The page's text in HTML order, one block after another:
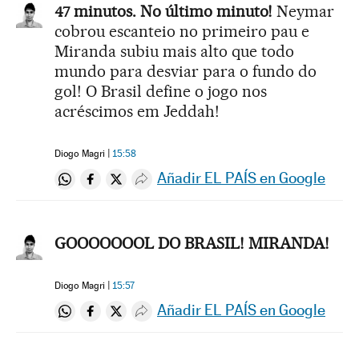
47 minutos. No último minuto! Neymar
cobrou escanteio no primeiro pau e
Miranda subiu mais alto que todo
mundo para desviar para o fundo do
gol! O Brasil define o jogo nos
acréscimos em Jeddah!
Diogo Magri 15:58
Compartir en Whatsapp
Compartir en Facebook
Compartir en Twitter
Desplegar Redes Sociales
Añadir EL PAÍS en Google
GOOOOOOOL DO BRASIL! MIRANDA!
Diogo Magri 15:57
Compartir en Whatsapp
Compartir en Facebook
Compartir en Twitter
Desplegar Redes Sociales
Añadir EL PAÍS en Google